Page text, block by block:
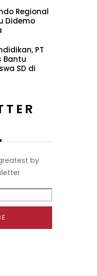
Regional
Didemo
PT
Bantu
SD di
by